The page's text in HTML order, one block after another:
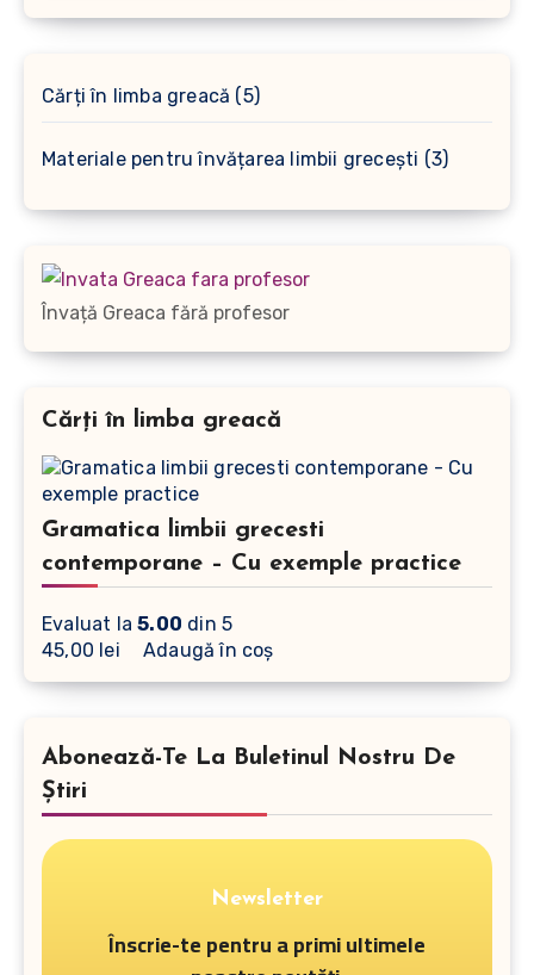
Cărți în limba greacă 55
produse
Materiale pentru învățarea limbii grecești
33
Învață Greaca fără profesor
Cărți în limba greacă
Gramatica limbii grecesti
contemporane – Cu exemple practice
Evaluat la5.00 din 5
45,00 lei Adaugă în coș
Abonează-Te La Buletinul Nostru De
Știri
Newsletter
Înscrie-te pentru a primi ultimele